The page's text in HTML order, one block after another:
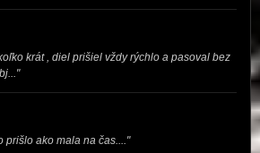
krát , diel prišiel vždy rýchlo a pasoval bez
prišlo ako mala na čas...."